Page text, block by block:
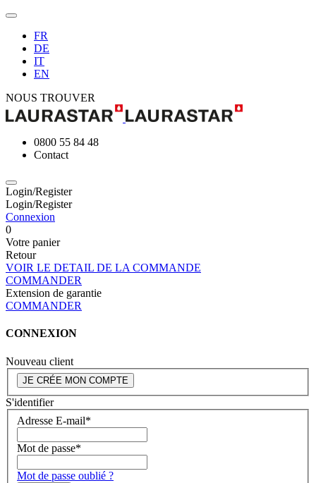
FR
DE
IT
EN
NOUS TROUVER
0800 55 84 48
Contact
Login/Register
Login/Register
Connexion
0
Votre panier
Retour
VOIR LE DETAIL DE LA COMMANDE
COMMANDER
Extension de garantie
COMMANDER
CONNEXION
Nouveau client
JE CRÉE MON COMPTE
S'identifier
Adresse E-mail*
Mot de passe*
Mot de passe oublié ?